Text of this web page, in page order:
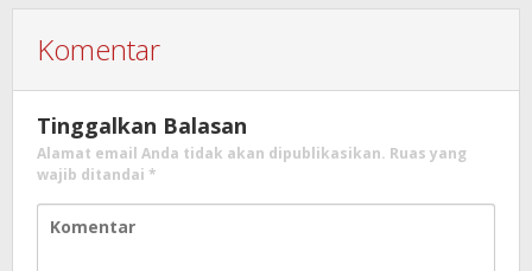
Komentar
Tinggalkan Balasan
Alamat email Anda tidak akan dipublikasikan. Ruas yang
wajib ditandai *